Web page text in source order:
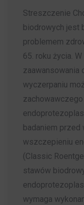
Streszczenie
biodrowych jest
problemem
65. roku życia.
zaawansowania
wyczerpaniu
badaniem
wszczepieniu
(Classic
stawów
wymaga